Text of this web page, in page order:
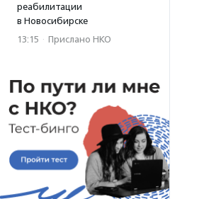
реабилитации
в Новосибирске
13:15 · Прислано НКО